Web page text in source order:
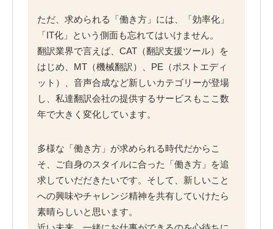
ただ、求められる「働き方」には、「効率化」
「IT化」という側面も忘れてはいけません。
翻訳業界で言えば、CAT（翻訳支援ツール）を
はじめ、MT（機械翻訳）、PE（ポストエディ
ット）、音声合成など新しいカテゴリーが登場
し、私達翻訳会社の提供するサービスもここ数
年で大きく変化しています。
多様な「働き方」が求められる時代だからこ
そ、ご自身のスタイルに合った「働き方」を追
求していだだきたいです。そして、新しいこと
への興味やチャレンジ精神を共有していけたら
素晴らしいと思います。